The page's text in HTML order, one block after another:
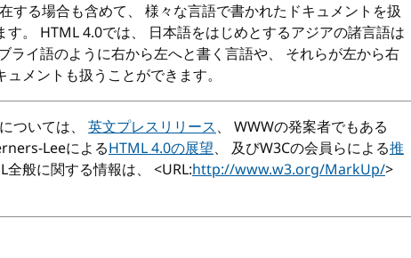
する場合も含めて、 様々な言語で書かれたドキュメントを扱
。 HTML4.0では、 日本語をはじめとするアジアの諸言語は
ライ語のように右から左へと書く言語や、 それらが左から右
メントも扱うことができます。
ついては、 英文プレスリリース、 WWWの発案者でもある
LeeによるHTML4.0の展望、 及びW3Cの会員らによる推
全般に関する情報は、 <URL:http://www.w3.org/MarkUp/>